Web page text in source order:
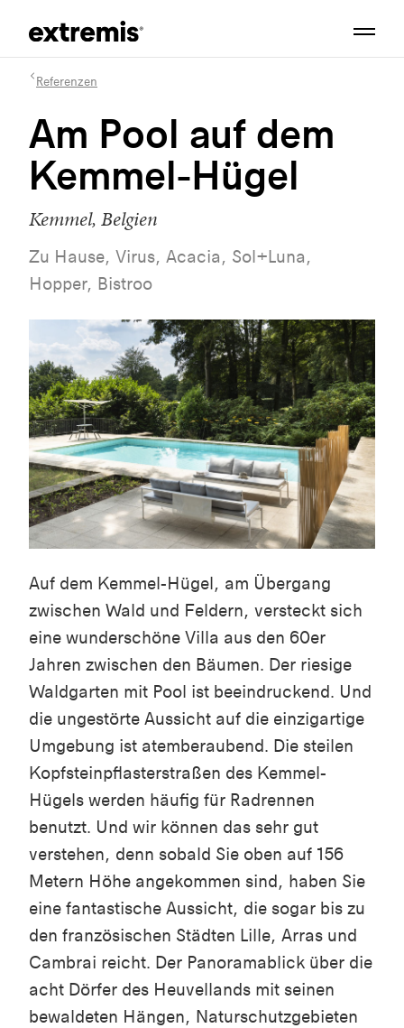
Referenzen
Am Pool auf dem
Kemmel-Hügel
Kemmel, Belgien
Zu Hause, Virus, Acacia, Sol+Luna,
Hopper, Bistroo
Auf dem Kemmel-Hügel, am Übergang
zwischen Wald und Feldern, versteckt sich
eine wunderschöne Villa aus den 60er
Jahren zwischen den Bäumen. Der riesige
Waldgarten mit Pool ist beeindruckend. Und
die ungestörte Aussicht auf die einzigartige
Umgebung ist atemberaubend. Die steilen
Kopfsteinpflasterstraßen des Kemmel-
Hügels werden häufig für Radrennen
benutzt. Und wir können das sehr gut
verstehen, denn sobald Sie oben auf 156
Metern Höhe angekommen sind, haben Sie
eine fantastische Aussicht, die sogar bis zu
den französischen Städten Lille, Arras und
Cambrai reicht. Der Panoramablick über die
acht Dörfer des Heuvellands mit seinen
bewaldeten Hängen, Naturschutzgebieten